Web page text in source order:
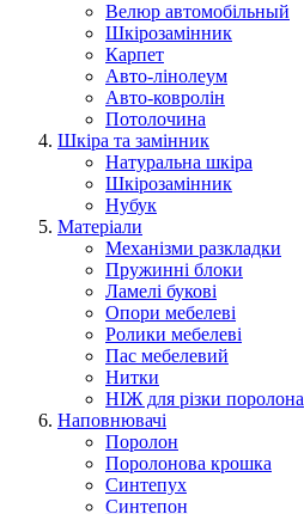
Велюр автомобільный
Шкірозамінник
Карпет
Авто-лінолеум
Авто-ковролін
Потолочина
Шкіра та замінник
Натуральна шкіра
Шкірозамінник
Нубук
Матеріали
Механізми разкладки
Пружинні блоки
Ламелі букові
Опори мебелеві
Ролики мебелеві
Пас мебелевий
Нитки
НІЖ для різки поролона
Наповнювачі
Поролон
Поролонова крошка
Синтепух
Синтепон